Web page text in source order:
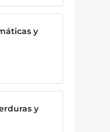
y
y